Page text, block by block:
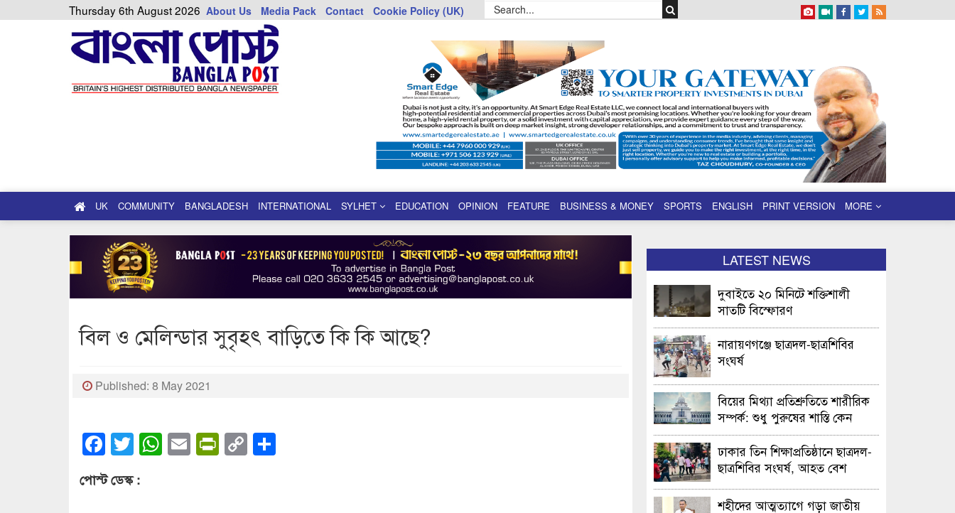
Thursday 6th August 2026 About Us Media Pack Contact Cookie Policy (UK)
UK COMMUNITY BANGLADESH INTERNATIONAL SYLHET EDUCATION OPINION FEATURE BUSINESS & MONEY SPORTS ENGLISH PRINT VERSION MORE
বিল ও মেলিন্ডার সুবৃহৎ বাড়িতে কি কি আছে?
Published: 8 May 2021
Facebook
Twitter
WhatsApp
EmailPrintFriendly
Copy
Link
পোস্ট ডেস্ক :
LATEST NEWS
দুবাইতে ২০ মিনিটে শক্তিশালী
সাতটি বিস্ফোরণ
নারায়ণগঞ্জে ছাত্রদল-ছাত্রশিবির
সংঘর্ষ
বিয়ের মিথ্যা প্রতিশ্রুতিতে শারীরিক
সম্পর্ক: শুধু পুরুষের শাস্তি কেন
অবৈধ নয় জানতে চেয়ে হাইকোর্টের
রুল
ঢাকার তিন শিক্ষাপ্রতিষ্ঠানে ছাত্রদল-
ছাত্রশিবির সংঘর্ষ, আহত বেশ
শহীদের আত্মত্যাগে গড়া জাতীয়